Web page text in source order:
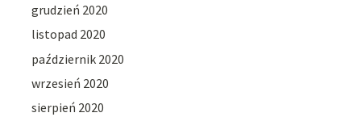
grudzień 2020
listopad 2020
październik 2020
wrzesień 2020
sierpień 2020